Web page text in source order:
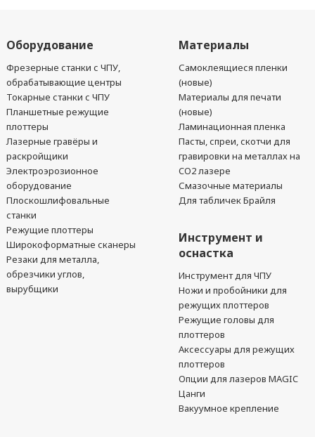
Оборудование
Фрезерные станки с ЧПУ,
обрабатывающие центры
Токарные станки с ЧПУ
Планшетные режущие
плоттеры
Лазерные гравёры и
раскройщики
Электроэрозионное
оборудование
Плоскошлифовальные
станки
Режущие плоттеры
Широкоформатные сканеры
Резаки для металла,
обрезчики углов,
вырубщики
Материалы
Самоклеящиеся пленки
(новые)
Материалы для печати
(новые)
Ламинационная пленка
Пасты, спреи, скотчи для
гравировки на металлах на
CO2 лазере
Смазочные материалы
Для табличек Брайля
Инструмент и
оснастка
Инструмент для ЧПУ
Ножи и пробойники для
режущих плоттеров
Режущие головы для
плоттеров
Аксессуары для режущих
плоттеров
Опции для лазеров MAGIC
Цанги
Вакуумное крепление